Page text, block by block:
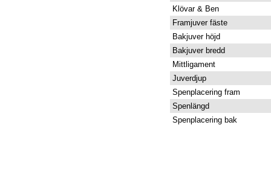
Klövar & Ben
Framjuver fäste
Bakjuver höjd
Bakjuver bredd
Mittligament
Juverdjup
Spenplacering fram
Spenlängd
Spenplacering bak